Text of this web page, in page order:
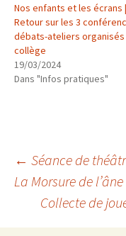
Nos enfants et les écrans |
Retour sur les 3
débats-ateliers organisés
collège
19/03/2024
Dans "Infos pratiques"
des
← Séance de
La Morsure de
Collecte de